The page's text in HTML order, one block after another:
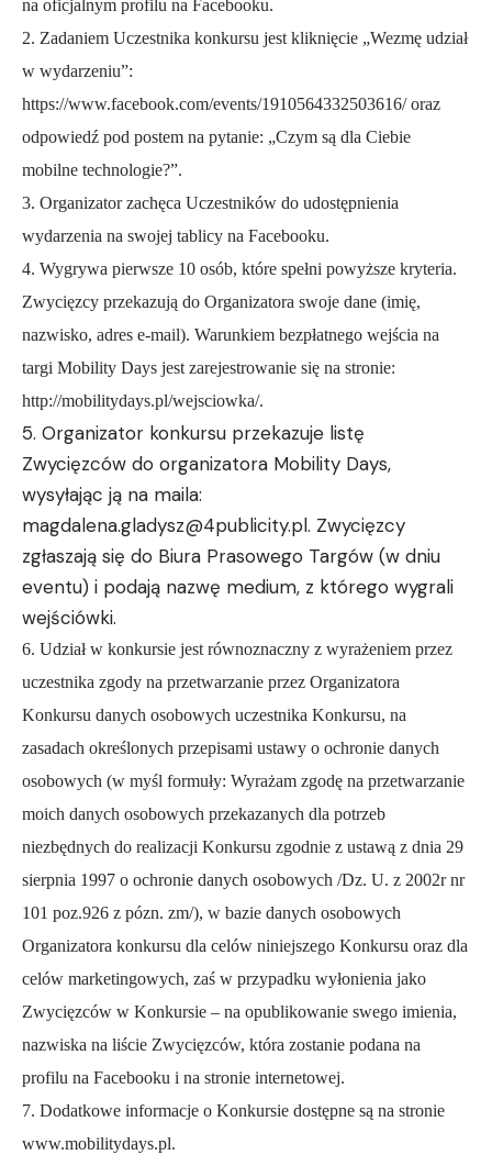
na oficjalnym profilu na Facebooku.
2. Zadaniem Uczestnika konkursu jest kliknięcie „Wezmę udział
w wydarzeniu”:
https://www.facebook.com/events/1910564332503616/oraz
odpowiedź pod postem na pytanie: „Czym są dla Ciebie
mobilne technologie?”.
3. Organizator zachęca Uczestników do udostępnienia
wydarzenia na swojej tablicy na Facebooku.
4. Wygrywa pierwsze 10 osób, które spełni powyższe kryteria.
Zwycięzcy przekazują do Organizatora swoje dane (imię,
nazwisko, adres e-mail). Warunkiem bezpłatnego wejścia na
targi Mobility Days jest zarejestrowanie się na stronie:
http://mobilitydays.pl/wejsciowka/.
5. Organizator konkursu przekazuje listę
Zwycięzców do organizatora Mobility Days,
wysyłając ją na maila:
magdalena.gladysz@4publicity.pl. Zwycięzcy
zgłaszają się do Biura Prasowego Targów (w dniu
eventu) i podają nazwę medium, z którego wygrali
wejściówki.
6. Udział w konkursie jest równoznaczny z wyrażeniem przez
uczestnika zgody na przetwarzanie przez Organizatora
Konkursu danych osobowych uczestnika Konkursu, na
zasadach określonych przepisami ustawy o ochronie danych
osobowych (w myśl formuły: Wyrażam zgodę na przetwarzanie
moich danych osobowych przekazanych dla potrzeb
niezbędnych do realizacji Konkursu zgodnie z ustawą z dnia 29
sierpnia 1997 o ochronie danych osobowych /Dz. U. z 2002r nr
101 poz.926 z pózn. zm/), w bazie danych osobowych
Organizatora konkursu dla celów niniejszego Konkursu oraz dla
celów marketingowych, zaś w przypadku wyłonienia jako
Zwycięzców w Konkursie – na opublikowanie swego imienia,
nazwiska na liście Zwycięzców, która zostanie podana na
profilu na Facebooku i na stronie internetowej.
7. Dodatkowe informacje o Konkursie dostępne są na stronie
www.mobilitydays.pl.